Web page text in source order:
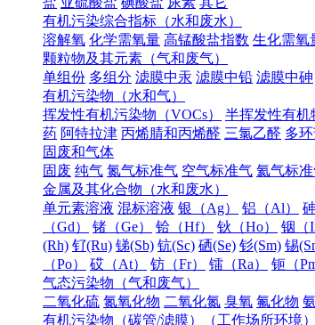
有机污染综合指标（水和废水）
溶解氧 化学需氧量 高锰酸盐指数 生化需氧
颗粒物及其元素（气和废气）
单组份 多组分 滤膜中汞 滤膜中铅 滤膜中砷
有机污染物（水和气）
挥发性有机污染物（VOCs）
半挥发性有机
药 阿特拉津 丙烯腈和丙烯醛 三氯乙醛 多
固废和气体
固废 纯气 氮气标准气 空气标准气 氦气标
金属及其化合物（水和废水）
单元素溶液 混标溶液 银（Ag） 铝（Al）
（Gd）
锗（Ge） 铪（Hf） 钬（Ho） 铟（
(Rh) 钌(Ru) 锑(Sb) 钪(Sc) 硒(Se) 钐(Sm) 锡
（Po）
砹（At） 钫（Fr） 镭（Ra） 钷（
气态污染物（气和废气）
二氧化硫 氮氧化物 二氧化氮 臭氧 氟化物
有机污染物（碳管/滤膜）（工作场所环境）